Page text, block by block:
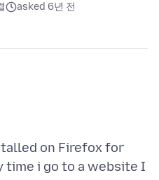
asked 6년 전
on Firefox for
time i go to a website I